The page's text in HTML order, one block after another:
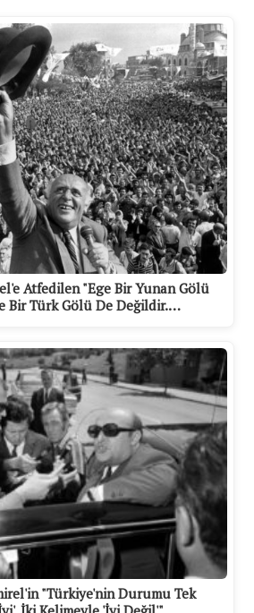
Atfedilen "Ege Bir Yunan Gölü
Bir Türk Gölü De Değildir.…
"Türkiye'nin Durumu Tek